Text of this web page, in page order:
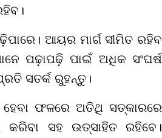
ଆୟର ମାର୍ଗ ସୀମିତ ରହିବ
ପଢ଼ାପଢ଼ି ପାଇଁ ଅଧିକ ସଂଘର୍ଷ
ସତର୍କ ରୁହନ୍ତୁ।
ଫଳରେ ଅତିଥି ସତ୍କାରରେ
କରିବା ସହ ଉତ୍ସାହିତ ରହିବେ।